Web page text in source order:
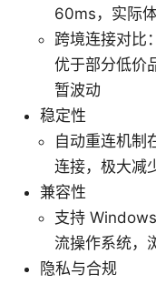
60ms，实际
跨境连接对比
优于部分低价
暂波动
稳定性
自动重连机制
连接，极大减
兼容性
支持
流操作系统，
隐私与合规